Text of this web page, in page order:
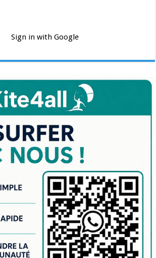
Sign in with Google